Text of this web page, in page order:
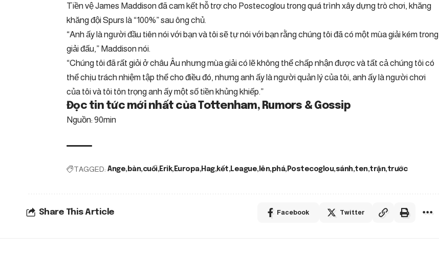
Tiền vệ James Maddison đã cam kết hỗ trợ cho Postecoglou trong quá trình xây dựng trò chơi, khăng
khăng đội Spurs là “100%” sau ông chủ.
“Anh ấy là người đầu tiên nói với bạn và tôi sẽ tự nói với bạn rằng chúng tôi đã có một mùa giải kém trong
giải đấu,” Maddison nói.
“Chúng tôi đã rất giỏi ở châu Âu nhưng mùa giải có lẽ không thể chấp nhận được và tất cả chúng tôi có
thể chịu trách nhiệm tập thể cho điều đó, nhưng anh ấy là người quản lý của tôi, anh ấy là người chơi
của tôi và tôi tôn trọng anh ấy một số tiền khủng khiếp.”
Đọc tin tức mới nhất của Tottenham, Rumors & Gossip
Nguồn: 90min
TAGGED: Ange bàn cuối Erik Europa Hag kết League lên phá Postecoglou sánh ten trận trước
Share This Article Facebook Twitter